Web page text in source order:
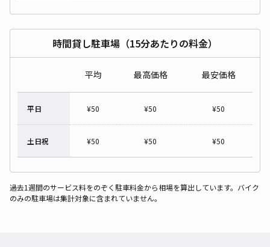
時間貸し駐車場（15分あたりの料金）
平均 最高価格 最安価格
平日 ¥50 ¥50 ¥50
土日祝 ¥50 ¥50 ¥50
過去1週間のサービス料をのぞく駐車料金から相場を算出しています。バイク
のみの駐車場は集計対象に含まれていません。